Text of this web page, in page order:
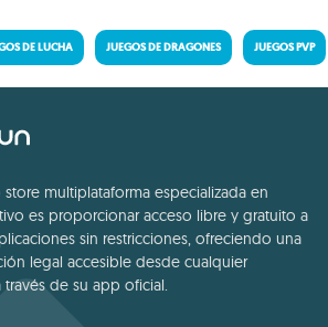
DE LUCHA JUEGOS DE DRAGONES JUEGOS PVP
multiplataforma especializada en
es proporcionar acceso libre y gratuito a
sin restricciones, ofreciendo una
legal accesible desde cualquier
de su app oficial.